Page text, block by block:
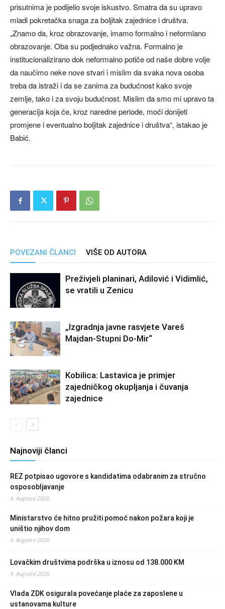
prisutnima je podijelio svoje iskustvo. Smatra da su upravo
mladi pokretačka snaga za boljitak zajednice i društva.
„Znamo da, kroz obrazovanje, imamo formalno i neformlano
obrazovanje. Oba su podjednako važna. Formalno je
institucionalizirano dok neformalno potiče od naše dobre volje
da naučimo neke nove stvari i mislim da svaka nova osoba
treba da istraži i da se zanima za budućnost kako svoje
zemlje, tako i za svoju budućnost. Mislim da smo mi upravo ta
generacija koja će, kroz naredne periode, moći donijeti
promjene i eventualno boljitak zajednice i društva“, istakao je
Babić.
POVEZANI ČLANCI VIŠE OD AUTORA
Preživjeli planinari, Adilović i Vidimlić,
se vratili u Zenicu
„Izgradnja javne rasvjete Vareš
Majdan-Stupni Do-Mir“
Kobilica: Lastavica je primjer
zajedničkog okupljanja i čuvanja
zajednice
Najnoviji članci
REZ potpisao ugovore s kandidatima odabranim za stručno
osposobljavanje
4. Augusta 2026.
Ministarstvo će hitno pružiti pomoć nakon požara koji je
uništio njihov dom
4. Augusta 2026.
Lovačkim društvima podrška u iznosu od 138.000 KM
4. Augusta 2026.
Vlada ZDK osigurala povećanje plaće za zaposlene u
ustanovama kulture